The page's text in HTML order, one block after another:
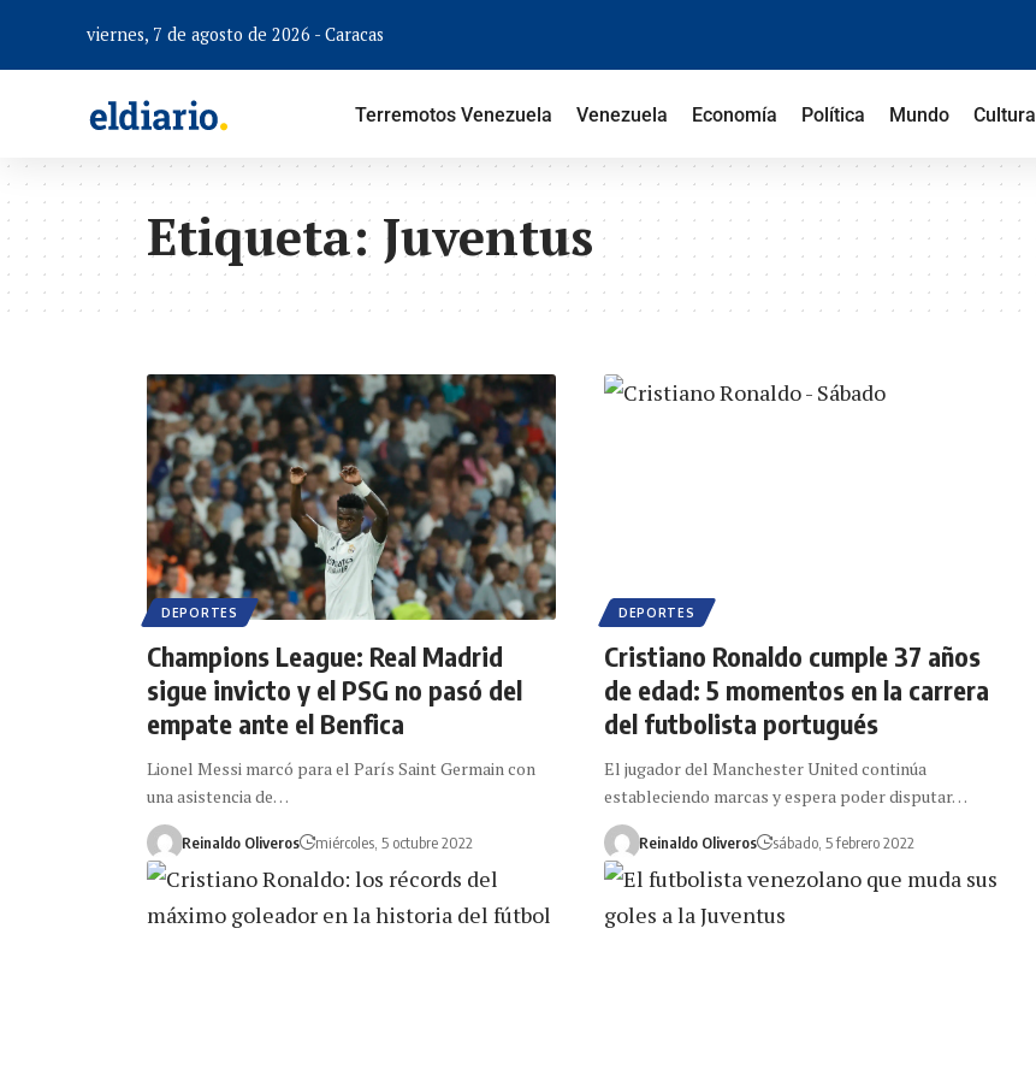
viernes, 7 de agosto de 2026 - Caracas
Terremotos Venezuela Venezuela Economía Política Mundo Cultura
Etiqueta:Juventus
DEPORTES
Champions League: Real Madrid
sigue invicto y el PSG no pasó del
empate ante el Benfica
Lionel Messi marcó para el París Saint Germain con
una asistencia de…
Reinaldo Oliveros miércoles, 5 octubre 2022
DEPORTES
Cristiano Ronaldo cumple 37 años
de edad: 5 momentos en la carrera
del futbolista portugués
El jugador del Manchester United continúa
estableciendo marcas y espera poder disputar…
Reinaldo Oliveros sábado, 5 febrero 2022